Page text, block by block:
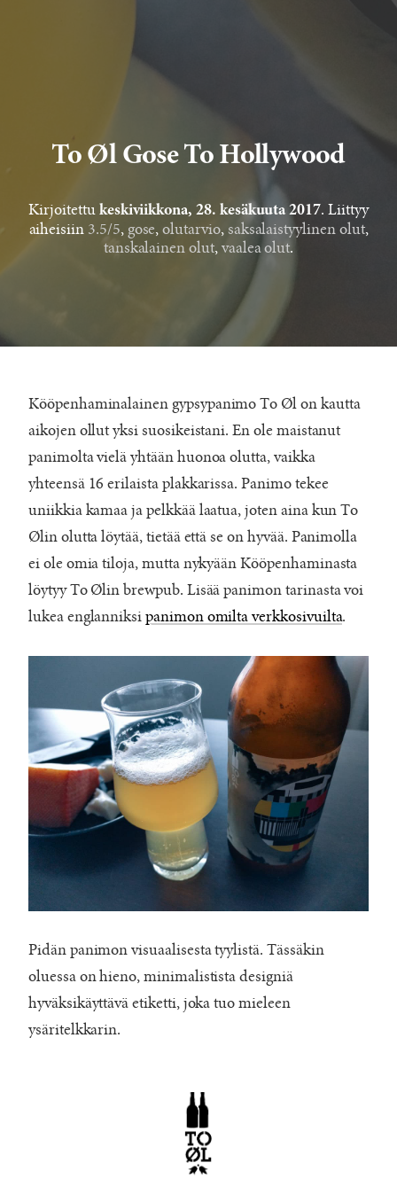
To Øl Gose To Hollywood
Kirjoitettu keskiviikkona, 28. kesäkuuta 2017. Liittyy
aiheisiin 3.5/5, gose,olutarvio, saksalaistyylinen olut,
tanskalainen olut, vaalea olut.
Kööpenhaminalainen gypsypanimo To Øl on kautta
aikojen ollut yksi suosikeistani. En ole maistanut
panimolta vielä yhtään huonoa olutta, vaikka
yhteensä 16 erilaista plakkarissa. Panimo tekee
uniikkia kamaa ja pelkkää laatua, joten aina kun To
Ølin olutta löytää, tietää että se on hyvää. Panimolla
ei ole omia tiloja, mutta nykyään Kööpenhaminasta
löytyy To Ølin brewpub. Lisää panimon tarinasta voi
lukea englanniksipanimon omilta verkkosivuilta.
Pidän panimon visuaalisesta tyylistä. Tässäkin
oluessa on hieno, minimalistista designiä
hyväksikäyttävä etiketti, joka tuo mieleen
ysäritelkkarin.